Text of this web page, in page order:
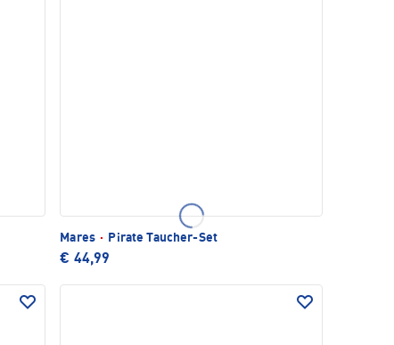
Mares · Pirate Taucher-Set
€ 44,99